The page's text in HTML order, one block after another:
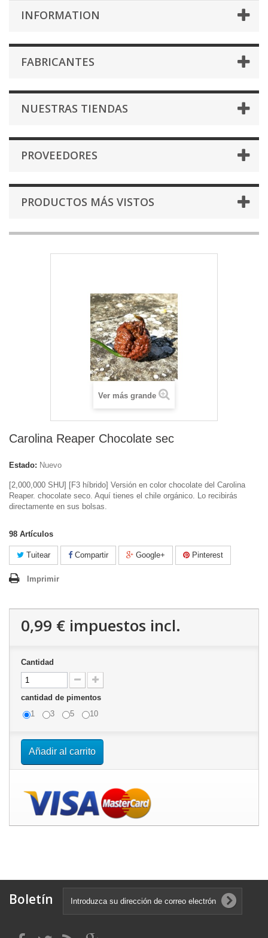
INFORMATION
FABRICANTES
NUESTRAS TIENDAS
PROVEEDORES
PRODUCTOS MÁS VISTOS
Ver más grande
Carolina Reaper Chocolate sec
Estado: Nuevo
[2,000,000 SHU] [F3 híbrido] Versión en color chocolate del Carolina
Reaper. chocolate seco. Aquí tienes el chile orgánico. Lo recibirás
directamente en sus bolsas.
98 Artículos
Tuitear Compartir Google+ Pinterest
Imprimir
0,99 € impuestos incl.
Cantidad
cantidad de pimentos
1
3 5 10
Añadir al carrito
Boletín